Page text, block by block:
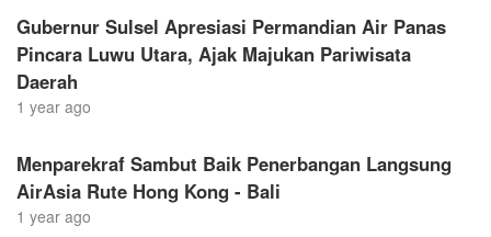
Gubernur Sulsel Apresiasi Permandian Air Panas
Pincara Luwu Utara, Ajak Majukan Pariwisata
Daerah
1 year ago
Menparekraf Sambut Baik Penerbangan Langsung
AirAsia Rute Hong Kong - Bali
1 year ago